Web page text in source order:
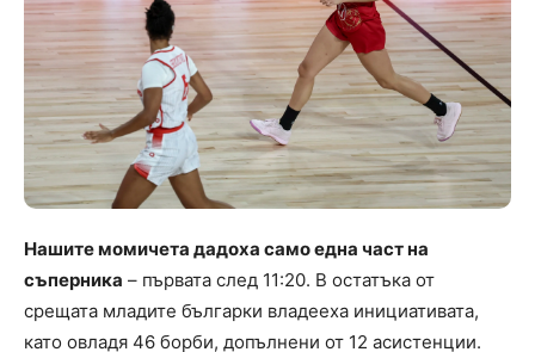
Нашите момичета дадоха само една част на
съперника – първата след 11:20. В остатъка от
срещата младите българки владееха инициативата,
като овладя 46 борби, допълнени от 12 асистенции.